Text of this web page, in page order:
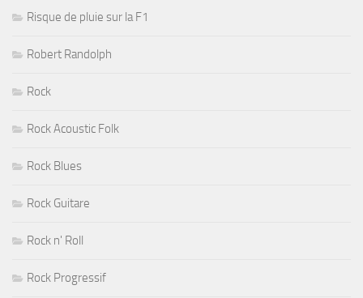
Risque de pluie sur la F1
Robert Randolph
Rock
Rock Acoustic Folk
Rock Blues
Rock Guitare
Rock n' Roll
Rock Progressif